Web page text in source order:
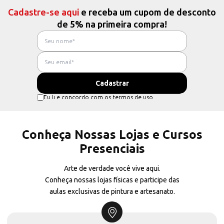
Cadastre-se aqui e receba um cupom de desconto
de 5% na primeira compra!
Eu li e concordo com os termos de uso
Conheça Nossas Lojas e Cursos
Presenciais
Arte de verdade você vive aqui.
Conheça nossas lojas físicas e participe das
aulas exclusivas de pintura e artesanato.